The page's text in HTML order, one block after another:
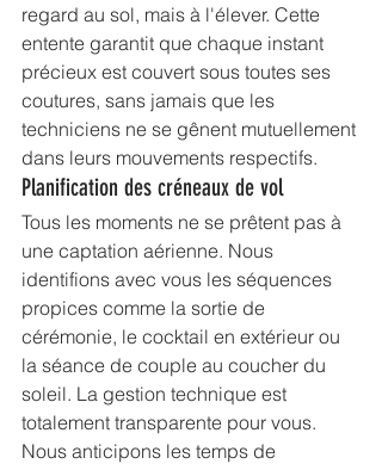
regard au sol, mais à l'élever. Cette
entente garantit que chaque instant
précieux est couvert sous toutes ses
coutures, sans jamais que les
techniciens ne se gênent mutuellement
dans leurs mouvements respectifs.
Planification des créneaux de vol
Tous les moments ne se prêtent pas à
une captation aérienne. Nous
identifions avec vous les séquences
propices comme la sortie de
cérémonie, le cocktail en extérieur ou
la séance de couple au coucher du
soleil. La gestion technique est
totalement transparente pour vous.
Nous anticipons les temps de